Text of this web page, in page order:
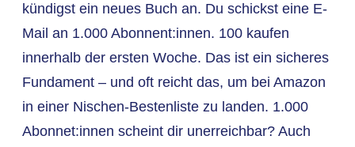
kündigst ein neues Buch an. Du schickst eine E-
Mail an 1.000 Abonnent:innen. 100 kaufen
innerhalb der ersten Woche. Das ist ein sicheres
Fundament – und oft reicht das, um bei Amazon
in einer Nischen-Bestenliste zu landen. 1.000
Abonnet:innen scheint dir unerreichbar? Auch